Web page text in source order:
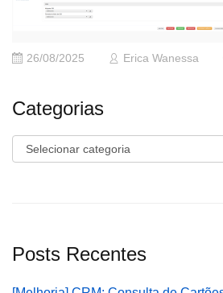
26/08/2025 Erica Wanessa
Categorias
Categorias
Posts Recentes